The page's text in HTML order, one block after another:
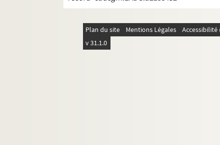
Plan du site Mentions Légales
v 31.1.0